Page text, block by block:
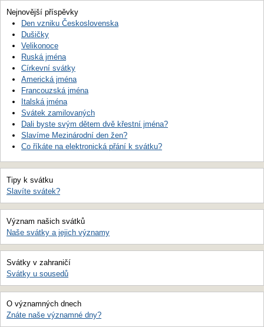
Nejnovější příspěvky
Den vzniku Československa
Dušičky
Velikonoce
Ruská jména
Církevní svátky
Americká jména
Francouzská jména
Italská jména
Svátek zamilovaných
Dali byste svým dětem dvě křestní jména?
Slavíme Mezinárodní den žen?
Co říkáte na elektronická přání k svátku?
Tipy k svátku
Slavíte svátek?
Význam našich svátků
Naše svátky a jejich významy
Svátky v zahraničí
Svátky u sousedů
O významných dnech
Znáte naše významné dny?